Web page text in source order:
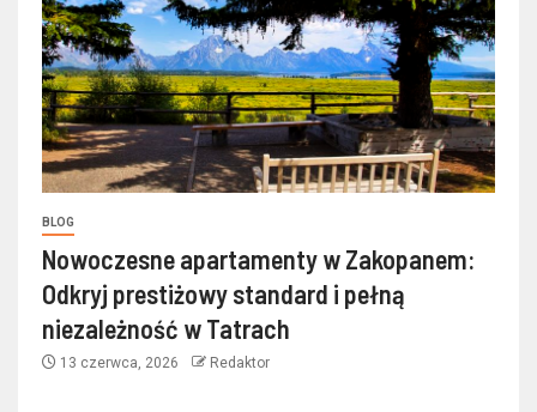
BLOG
Nowoczesne apartamenty w Zakopanem:
Odkryj prestiżowy standard i pełną
niezależność w Tatrach
13 czerwca, 2026 Redaktor